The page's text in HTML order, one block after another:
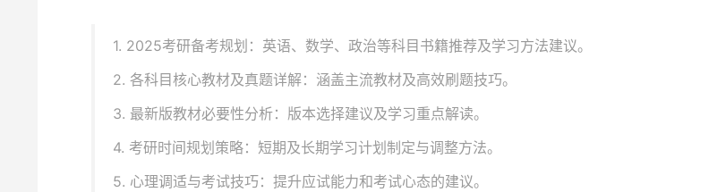
1. 2025考研备考规划：英语、数学、政治等科目书籍推荐及学习方法建议。
2. 各科目核心教材及真题详解：涵盖主流教材及高效刷题技巧。
3. 最新版教材必要性分析：版本选择建议及学习重点解读。
4. 考研时间规划策略：短期及长期学习计划制定与调整方法。
5. 心理调适与考试技巧：提升应试能力和考试心态的建议。